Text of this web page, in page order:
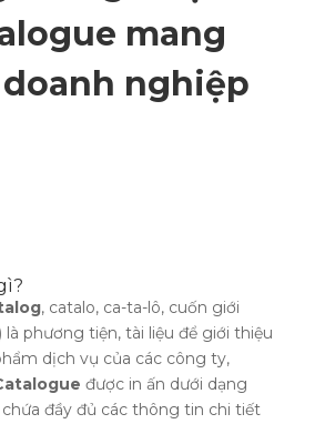
mang
nghiệp
, catalo, ca-ta-lô, cuốn giới
là phương tiện, tài liệu để giới thiệu
dịch vụ của các công ty,
được in ấn dưới dạng
đầy đủ các thông tin chi tiết